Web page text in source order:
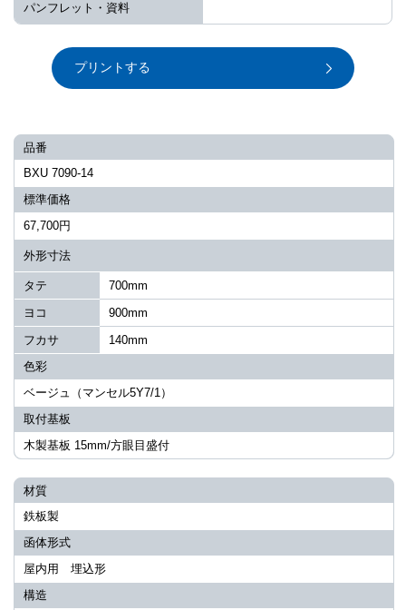
品番
BXU 7090-14
標準価格
67,700円
外形寸法
タテ
700mm
ヨコ
900mm
フカサ
140mm
色彩
ベージュ（マンセル5Y7/1）
取付基板
木製基板 15mm/方眼目盛付
パンフレット・資料
プリントする
材質
鉄板製
函体形式
屋内用 埋込形
構造